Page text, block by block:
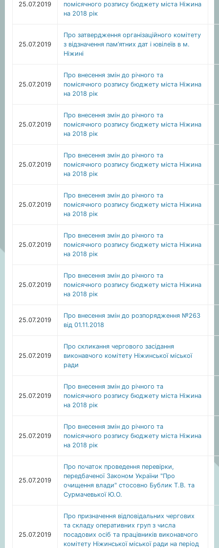
25.07.2019
помісячного розпису бюджету міста Ніжина
на 2018 рік
25.07.2019
Про затвердження організаційного комітету
з відзначення пам’ятних дат і ювілеїв в м.
Ніжині
25.07.2019
Про внесення змін до річного та
помісячного розпису бюджету міста Ніжина
на 2018 рік
25.07.2019
Про внесення змін до річного та
помісячного розпису бюджету міста Ніжина
на 2018 рік
25.07.2019
Про внесення змін до річного та
помісячного розпису бюджету міста Ніжина
на 2018 рік
25.07.2019
Про внесення змін до річного та
помісячного розпису бюджету міста Ніжина
на 2018 рік
25.07.2019
Про внесення змін до річного та
помісячного розпису бюджету міста Ніжина
на 2018 рік
25.07.2019
Про внесення змін до річного та
помісячного розпису бюджету міста Ніжина
на 2018 рік
25.07.2019
Про внесення змін до розпорядження №263
від 01.11.2018
25.07.2019
Про скликання чергового засідання
виконавчого комітету Ніжинської міської
ради
25.07.2019
Про внесення змін до річного та
помісячного розпису бюджету міста Ніжина
на 2018 рік
25.07.2019
Про внесення змін до річного та
помісячного розпису бюджету міста Ніжина
на 2018 рік
25.07.2019
Про початок проведення перевірки,
передбаченої Законом України "Про
очищення влади" стосовно Бублик Т.В. та
Сурмачевької Ю.О.
25.07.2019
Про призначення відповідальних чергових
та складу оперативних груп з числа
посадових осіб та працівників виконавчого
комітету Ніжинської міської ради на період